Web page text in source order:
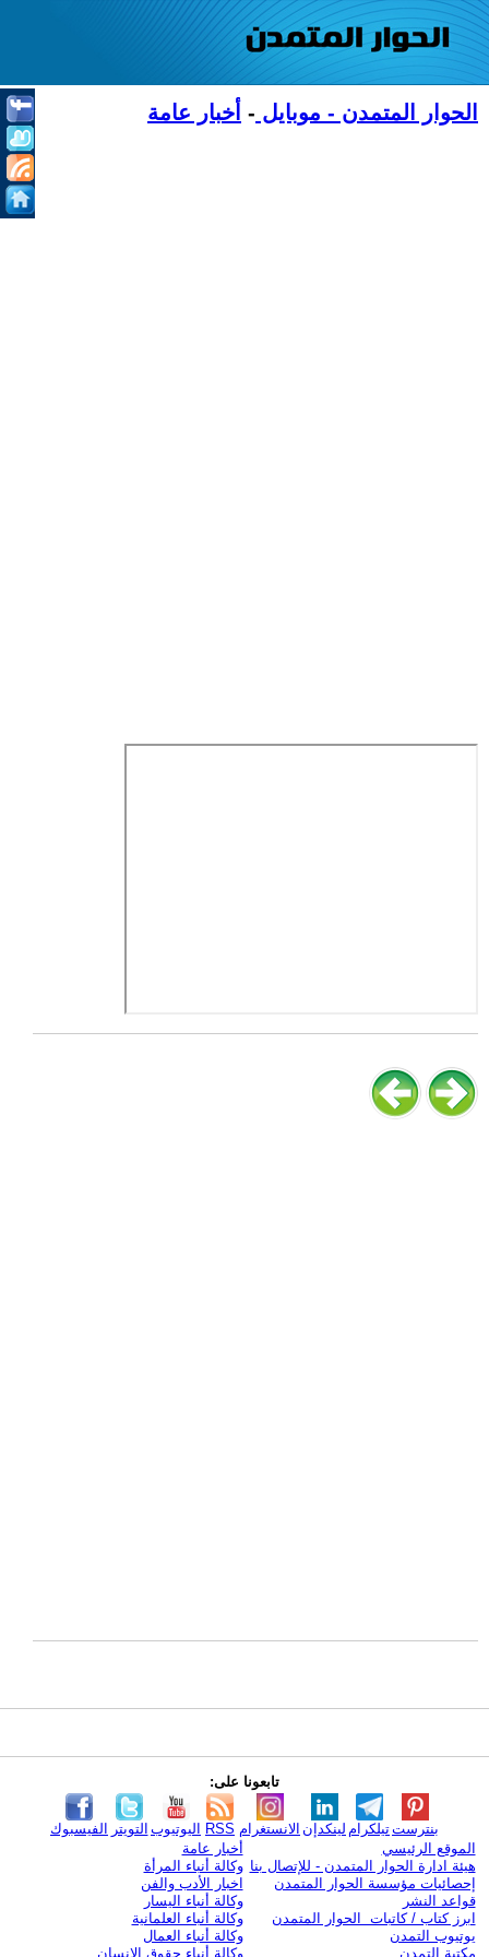
الحوار المتمدن - موبايل - أخبار عامة
تابعونا على:
الفيسبوك التويتر اليوتيوب RSS الانستغرام لينكدإن تيلكرامبنترست
الموقع الرئيسي
هيئة ادارة الحوار المتمدن - للإتصال بنا
إحصائيات مؤسسة الحوار المتمدن
قواعد النشر
ابرز كتاب / كاتبات الحوار المتمدن
يوتيوب التمدن
مكتبة التمدن
أخبار عامة
وكالة أنباء المرأة
اخبار الأدب والفن
وكالة أنباء اليسار
وكالة أنباء العلمانية
وكالة أنباء العمال
وكالة أنباء حقوق الإنسان